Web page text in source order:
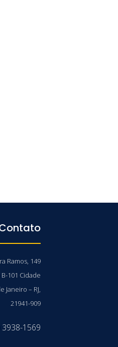
Ramos, 149
101 Cidade
Janeiro – RJ,
21941-909
3938-1569